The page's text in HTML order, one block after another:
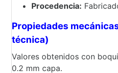
Procedencia:
Propiedades
técnica)
Valores obtenidos con
0.2 mm capa.